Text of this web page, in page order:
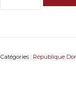
Brugal
Ron
Catégories : République